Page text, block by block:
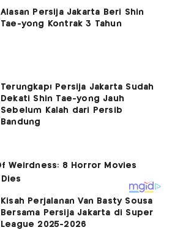
Alasan Persija Jakarta Beri Shin
Tae-yong Kontrak 3 Tahun
Terungkap! Persija Jakarta Sudah
Dekati Shin Tae-yong Jauh
Sebelum Kalah dari Persib
Bandung
Kisah Perjalanan Van Basty Sousa
Bersama Persija Jakarta di Super
League 2025-2026